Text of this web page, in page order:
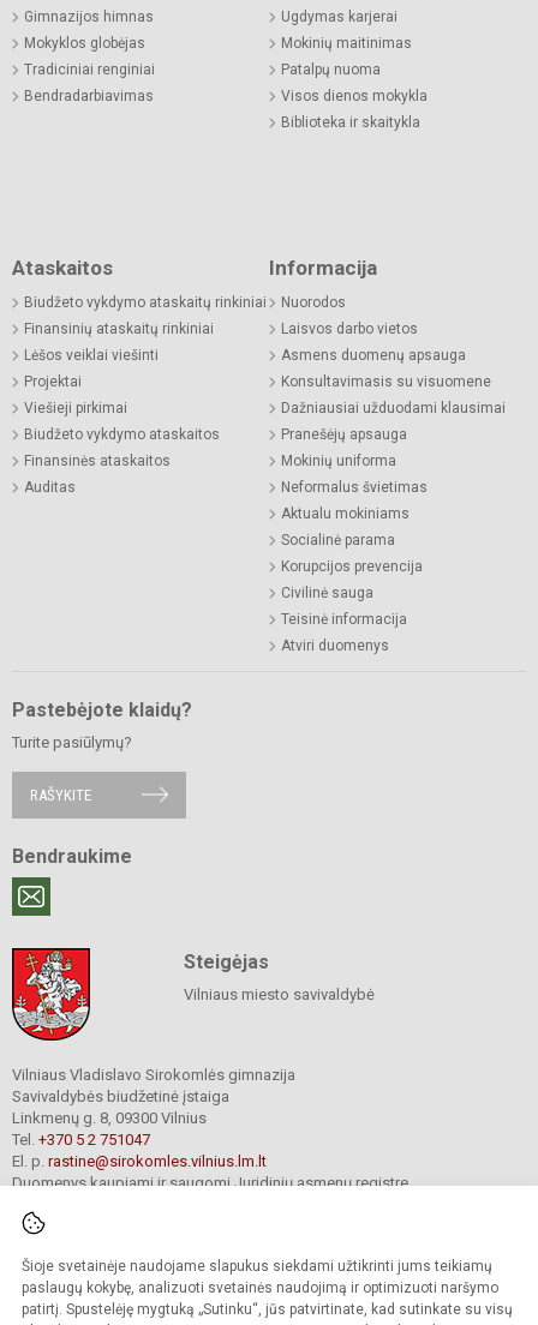
Šioje svetainėje naudojame slapukus siekdami užtikrinti jums teikiamų
paslaugų kokybę, analizuoti svetainės naudojimą ir optimizuoti naršymo
patirtį. Spustelėję mygtuką „Sutinku“, jūs patvirtinate, kad sutinkate su visų
Gimnazijos himnas
Mokyklos globėjas
Tradiciniai renginiai
Bendradarbiavimas
Ugdymas karjerai
Mokinių maitinimas
Patalpų nuoma
Visos dienos mokykla
Biblioteka ir skaitykla
Ataskaitos
Biudžeto vykdymo ataskaitų rinkiniai
Finansinių ataskaitų rinkiniai
Lėšos veiklai viešinti
Projektai
Viešieji pirkimai
Biudžeto vykdymo ataskaitos
Finansinės ataskaitos
Auditas
Informacija
Nuorodos
Laisvos darbo vietos
Asmens duomenų apsauga
Konsultavimasis su visuomene
Dažniausiai užduodami klausimai
Pranešėjų apsauga
Mokinių uniforma
Neformalus švietimas
Aktualu mokiniams
Socialinė parama
Korupcijos prevencija
Civilinė sauga
Teisinė informacija
Atviri duomenys
Pastebėjote klaidų?
Turite pasiūlymų?
RAŠYKITE
Bendraukime
Steigėjas
Vilniaus miesto savivaldybė
Vilniaus Vladislavo Sirokomlės gimnazija
Savivaldybės biudžetinė įstaiga
Linkmenų g. 8, 09300 Vilnius
Tel. +370 5 2 751047
El. p. rastine@sirokomles.vilnius.lm.lt
Duomenys kaupiami ir saugomi Juridinių asmenų registre
© 2020. Vilniaus Vladislavo Sirokomlės gimnazija. Visos teisės saugomos.
Kopijuoti turinį be raštiško gimnazijos sutikimo griežtai draudžiama.